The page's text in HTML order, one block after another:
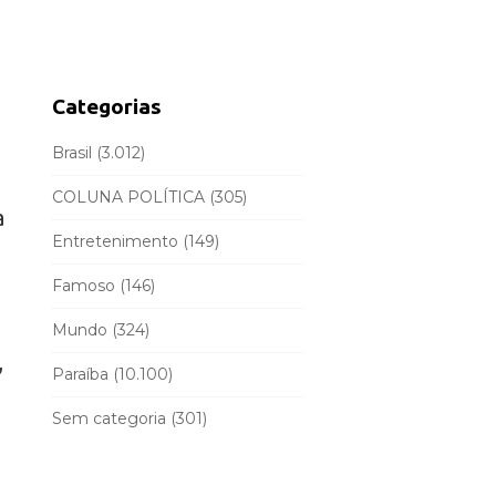
a
f
r
Categorias
Brasil (3.012)
COLUNA POLÍTICA (305)
Entretenimento (149)
Famoso (146)
Mundo (324)
Paraíba (10.100)
Sem categoria (301)